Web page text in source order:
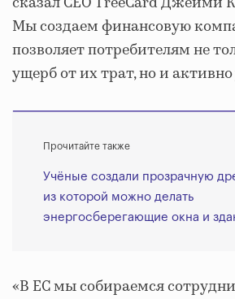
Мы создаем финансовую
позволяет потребителям не
ущерб от их трат, но и
Прочитайте также
Учёные создали прозрачную
из которой можно делать
энергосберегающие окна и
«В ЕС мы собираемся